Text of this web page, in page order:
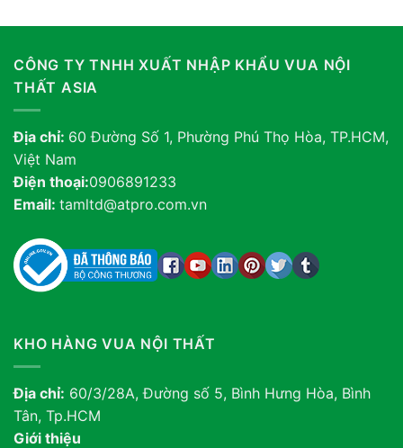
CÔNG TY TNHH XUẤT NHẬP KHẨU VUA NỘI
THẤT ASIA
Địa chỉ: 60 Đường Số 1, Phường Phú Thọ Hòa, TP.HCM,
Việt Nam
Điện thoại:0906891233
Email: tamltd@atpro.com.vn
KHO HÀNG VUA NỘI THẤT
Địa chỉ: 60/3/28A, Đường số 5, Bình Hưng Hòa, Bình
Tân, Tp.HCM
Giới thiệu